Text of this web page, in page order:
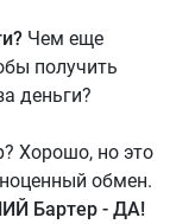
Чем еще
получить
деньги?
Хорошо, но это
обмен.
Бартер - ДА!